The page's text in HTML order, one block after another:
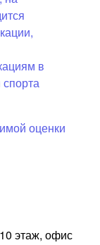
в
оценки
экзаменов
этаж, офис